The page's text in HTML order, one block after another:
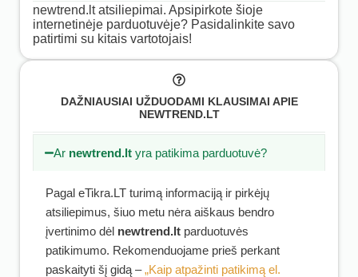
newtrend.lt atsiliepimai. Apsipirkote šioje
internetinėje parduotuvėje? Pasidalinkite savo
patirtimi su kitais vartotojais!
DAŽNIAUSIAI UŽDUODAMI KLAUSIMAI APIE
NEWTREND.LT
Ar newtrend.lt yra patikima parduotuvė?
Pagal eTikra.LT turimą informaciją ir pirkėjų
atsiliepimus, šiuo metu nėra aiškaus bendro
įvertinimo dėl newtrend.lt parduotuvės
patikimumo. Rekomenduojame prieš perkant
paskaityti šį gidą –„Kaip atpažinti patikimą el.